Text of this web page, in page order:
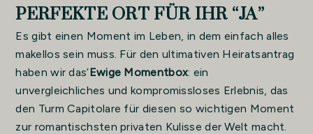
PERFEKTE ORT FÜR IHR “JA”
Es gibt einen Moment im Leben, in dem einfach alles
makellos sein muss. Für den ultimativen Heiratsantrag
haben wir das’Ewige Momentbox: ein
unvergleichliches und kompromissloses Erlebnis, das
den Turm Capitolare für diesen so wichtigen Moment
zur romantischsten privaten Kulisse der Welt macht.